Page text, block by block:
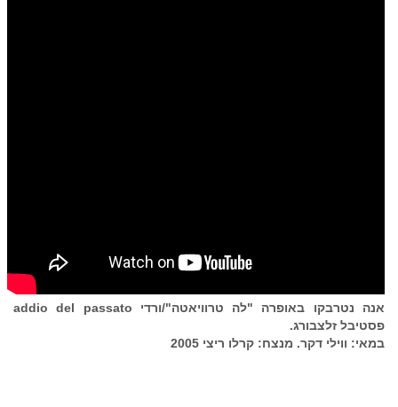
אנה נטרבקו באופרה "לה טרוויאטה"/ורדי addio del passato
פסטיבל זלצבורג.
במאי: ווילי דקר. מנצח: קרלו ריצי 2005